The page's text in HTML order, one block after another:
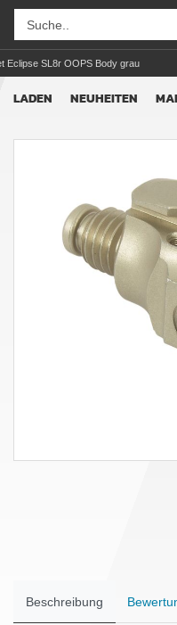
Eclipse SL8r OOPS Body grau
LADEN NEUHEITEN
Beschreibung